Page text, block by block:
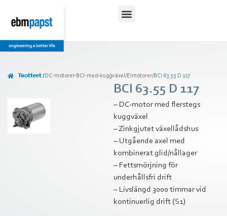
Tuotteet /DC-motorer-BCI-med-kuggväxel /Elmotorer/BCI 63.55 D 117
BCI 63.55 D 117
– DC-motor med flerstegs
kuggväxel
– Zinkgjutet växellådshus
– Utgående axel med
kombinerat glid/nållager
– Fettsmörjning för
underhållsfri drift
– Livslängd 3000 timmar vid
kontinuerlig drift (S1)